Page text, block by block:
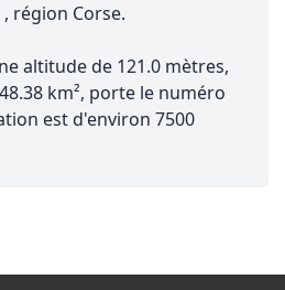
, région Corse.
altitude de 121.0 mètres,
km², porte le numéro
est d'environ 7500